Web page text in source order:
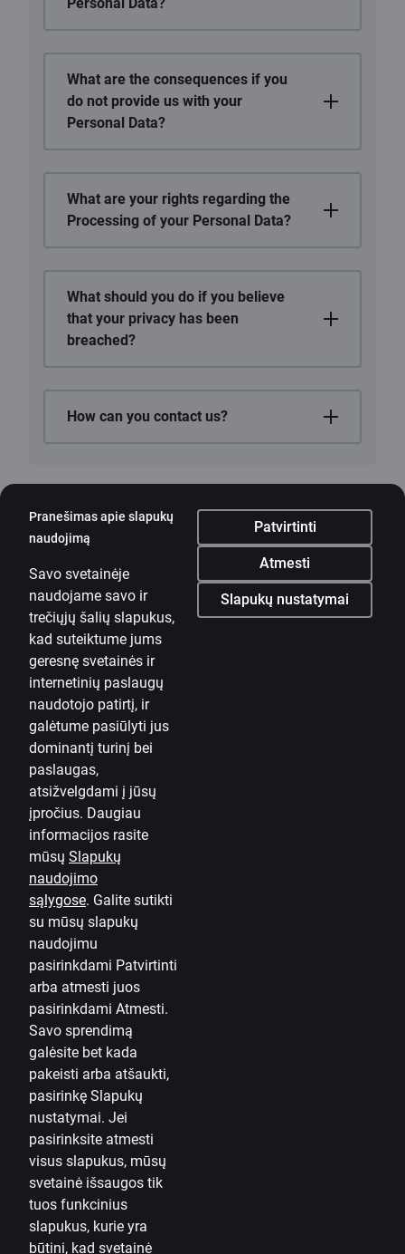
Pranešimas apie slapukų
naudojimą
Patvirtinti
Atmesti
Slapukų nustatymai
Savo svetainėje
naudojame savo ir
trečiųjų šalių slapukus,
kad suteiktume jums
geresnę svetainės ir
internetinių paslaugų
naudotojo patirtį, ir
galėtume pasiūlyti jus
dominantį turinį bei
paslaugas,
atsižvelgdami į jūsų
įpročius. Daugiau
informacijos rasite
mūsų Slapukų
naudojimo
sąlygose. Galite sutikti
su mūsų slapukų
naudojimu
pasirinkdami Patvirtinti
arba atmesti juos
pasirinkdami Atmesti.
Savo sprendimą
galėsite bet kada
pakeisti arba atšaukti,
pasirinkę Slapukų
nustatymai. Jei
pasirinksite atmesti
visus slapukus, mūsų
svetainė išsaugos tik
tuos funkcinius
slapukus, kurie yra
būtini, kad svetainė
What are the consequences if you
do not provide us with your
Personal Data?
What are your rights regarding the
Processing of your Personal Data?
What should you do if you believe
that your privacy has been
breached?
How can you contact us?
Mobilioji programėlė
Parsisiųsti programėlę
Parsisiųsti programėlę
Programėlė „iOS“ ir
„Android“ įrenginiams
Susisiekite su mumis
Kontaktai
Naudinga informacija
„Citadele“
Apie banką
Žiniasklaidai
Karjera
Tinklaraštis
Taisyklės ir sąlygos
Naudojimosi taisyklės
Slapukų nuostatos
Asmens duomenų apsauga ir tvarkymas
Naudinga
Įkainiai privatiems klientams
Įkainiai verslo klientams
Valiutos skaičiuoklė
Skaičiuoklės
Prieinamumas